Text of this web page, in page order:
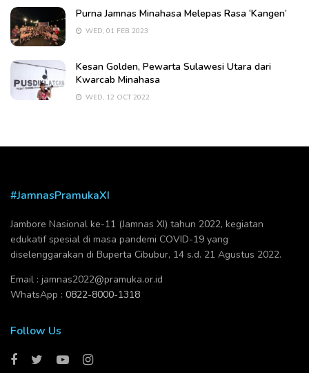
Purna Jamnas Minahasa Melepas Rasa ‘Kangen’
WED, 01 FEB 2023
Kesan Golden, Pewarta Sulawesi Utara dari
Kwarcab Minahasa
WED, 12 OCT 2022
#JamnasPramukaXI
Jambore Nasional ke-11 (Jamnas XI) tahun 2022, kegiatan
edukatif spesial di masa pandemi COVID-19 yang
diselenggarakan di Buperta Cibubur, 14 s.d. 21 Agustus 2022.
Email : jamnas2022@pramuka.or.id
WhatsApp : 0822-8000-1318
Follow Us